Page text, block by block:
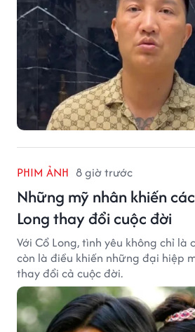
PHIM ẢNH 8 giờ trước
Những mỹ nhân khiến
Long thay đổi cuộc đời
Với Cổ Long, tình yêu không chỉ là
còn là điều khiến những đại hiệp
thay đổi cả cuộc đời.